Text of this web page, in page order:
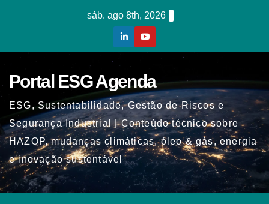
sáb. ago 8th, 2026
Portal ESG Agenda
ESG, Sustentabilidade, Gestão de Riscos e
Segurança Industrial | Conteúdo técnico sobre
HAZOP, mudanças climáticas, óleo & gás, energia
e inovação sustentável